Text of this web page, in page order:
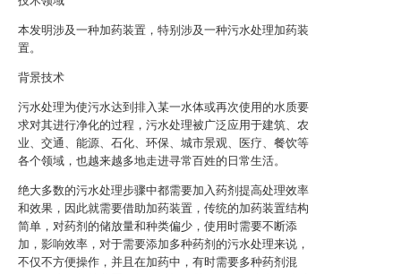
本发明涉及一种加药装置，特别涉及一种污水处理加药装
置。
背景技术
污水处理为使污水达到排入某一水体或再次使用的水质要
求对其进行净化的过程，污水处理被广泛应用于建筑、农
业、交通、能源、石化、环保、城市景观、医疗、餐饮等
各个领域，也越来越多地走进寻常百姓的日常生活。
绝大多数的污水处理步骤中都需要加入药剂提高处理效率
和效果，因此就需要借助加药装置，传统的加药装置结构
简单，对药剂的储放量和种类偏少，使用时需要不断添
加，影响效率，对于需要添加多种药剂的污水处理来说，
不仅不方便操作，并且在加药中，有时需要多种药剂混